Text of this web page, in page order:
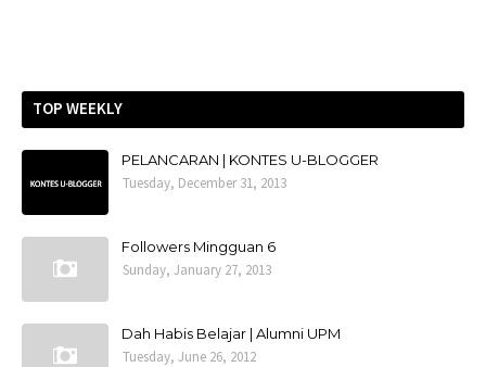
TOP WEEKLY
PELANCARAN | KONTES U-BLOGGER
Tuesday, December 31, 2013
Followers Mingguan 6
Sunday, January 27, 2013
Dah Habis Belajar | Alumni UPM
Tuesday, June 26, 2012